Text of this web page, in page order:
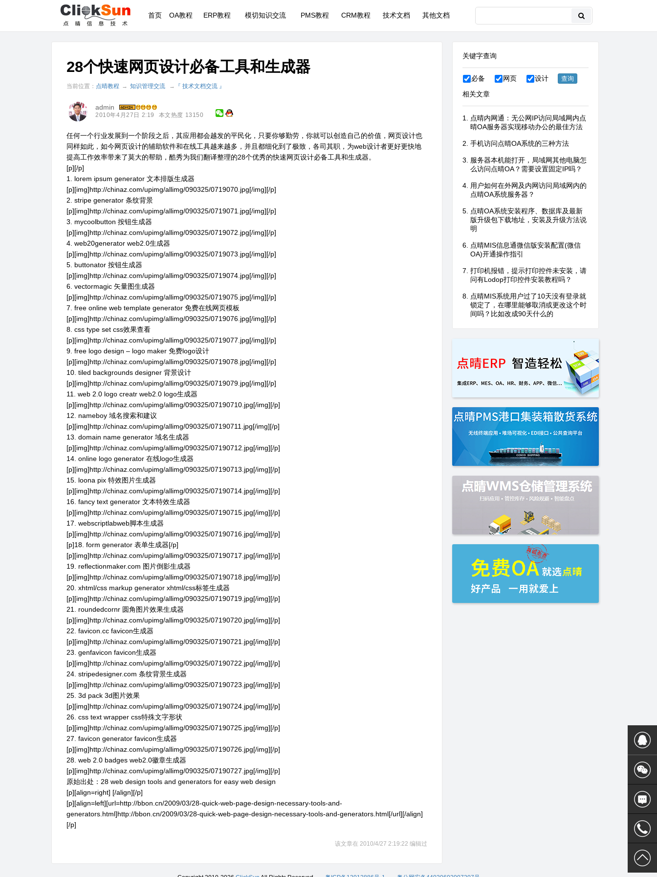
400 186
首页 OA教程 ERP教程 模切知识交流 PMS教程 CRM教程 技术文档 其他文档
28个快速网页设计必备工具和生成器
当前位置： 点晴教程 → 知识管理交流 → 『 技术文档交流 』
admin
2010年4月27日 2:19 本文热度 13150
任何一个行业发展到一个阶段之后，其应用都会越发的平民化，只要你够勤劳，你就可以创造自己的价值，网页设计也
同样如此，如今网页设计的辅助软件和在线工具越来越多，并且都细化到了极致，各司其职，为web设计者更好更快地
提高工作效率带来了莫大的帮助，酷秀为我们翻译整理的28个优秀的快速网页设计必备工具和生成器。
[p][/p]
1. lorem ipsum generator 文本排版生成器
[p][img]http://chinaz.com/upimg/allimg/090325/0719070.jpg[/img][/p]
2. stripe generator 条纹背景
[p][img]http://chinaz.com/upimg/allimg/090325/0719071.jpg[/img][/p]
3. mycoolbutton 按钮生成器
[p][img]http://chinaz.com/upimg/allimg/090325/0719072.jpg[/img][/p]
4. web20generator web2.0生成器
[p][img]http://chinaz.com/upimg/allimg/090325/0719073.jpg[/img][/p]
5. buttonator 按钮生成器
[p][img]http://chinaz.com/upimg/allimg/090325/0719074.jpg[/img][/p]
6. vectormagic 矢量图生成器
[p][img]http://chinaz.com/upimg/allimg/090325/0719075.jpg[/img][/p]
7. free online web template generator 免费在线网页模板
[p][img]http://chinaz.com/upimg/allimg/090325/0719076.jpg[/img][/p]
8. css type set css效果查看
[p][img]http://chinaz.com/upimg/allimg/090325/0719077.jpg[/img][/p]
9. free logo design – logo maker 免费logo设计
[p][img]http://chinaz.com/upimg/allimg/090325/0719078.jpg[/img][/p]
10. tiled backgrounds designer 背景设计
[p][img]http://chinaz.com/upimg/allimg/090325/0719079.jpg[/img][/p]
11. web 2.0 logo creatr web2.0 logo生成器
[p][img]http://chinaz.com/upimg/allimg/090325/07190710.jpg[/img][/p]
12. nameboy 域名搜索和建议
[p][img]http://chinaz.com/upimg/allimg/090325/07190711.jpg[/img][/p]
13. domain name generator 域名生成器
[p][img]http://chinaz.com/upimg/allimg/090325/07190712.jpg[/img][/p]
14. online logo generator 在线logo生成器
[p][img]http://chinaz.com/upimg/allimg/090325/07190713.jpg[/img][/p]
15. loona pix 特效图片生成器
[p][img]http://chinaz.com/upimg/allimg/090325/07190714.jpg[/img][/p]
16. fancy text generator 文本特效生成器
[p][img]http://chinaz.com/upimg/allimg/090325/07190715.jpg[/img][/p]
17. webscriptlabweb脚本生成器
[p][img]http://chinaz.com/upimg/allimg/090325/07190716.jpg[/img][/p]
[p]18. form generator 表单生成器[/p]
[p][img]http://chinaz.com/upimg/allimg/090325/07190717.jpg[/img][/p]
19. reflectionmaker.com 图片倒影生成器
[p][img]http://chinaz.com/upimg/allimg/090325/07190718.jpg[/img][/p]
20. xhtml/css markup generator xhtml/css标签生成器
[p][img]http://chinaz.com/upimg/allimg/090325/07190719.jpg[/img][/p]
21. roundedcornr 圆角图片效果生成器
[p][img]http://chinaz.com/upimg/allimg/090325/07190720.jpg[/img][/p]
22. favicon.cc favicon生成器
[p][img]http://chinaz.com/upimg/allimg/090325/07190721.jpg[/img][/p]
23. genfavicon favicon生成器
[p][img]http://chinaz.com/upimg/allimg/090325/07190722.jpg[/img][/p]
24. stripedesigner.com 条纹背景生成器
[p][img]http://chinaz.com/upimg/allimg/090325/07190723.jpg[/img][/p]
25. 3d pack 3d图片效果
[p][img]http://chinaz.com/upimg/allimg/090325/07190724.jpg[/img][/p]
26. css text wrapper css特殊文字形状
[p][img]http://chinaz.com/upimg/allimg/090325/07190725.jpg[/img][/p]
27. favicon generator favicon生成器
[p][img]http://chinaz.com/upimg/allimg/090325/07190726.jpg[/img][/p]
28. web 2.0 badges web2.0徽章生成器
[p][img]http://chinaz.com/upimg/allimg/090325/07190727.jpg[/img][/p]
原始出处：28 web design tools and generators for easy web design
[p][align=right] [/align][/p]
[p][align=left][url=http://bbon.cn/2009/03/28-quick-web-page-design-necessary-tools-and-
generators.html]http://bbon.cn/2009/03/28-quick-web-page-design-necessary-tools-and-generators.html[/url][/align]
[/p]
该文章在 2010/4/27 2:19:22 编辑过
关键字查询
必备 网页 设计
相关文章
点晴内网通：无公网IP访问局域网内点
晴OA服务器实现移动办公的最佳方法
手机访问点晴OA系统的三种方法
服务器本机能打开，局域网其他电脑怎
么访问点晴OA？需要设置固定IP吗？
用户如何在外网及内网访问局域网内的
点晴OA系统服务器？
点晴OA系统安装程序、数据库及最新
版升级包下载地址，安装及升级方法说
明
点晴MIS信息通微信版安装配置(微信
OA)开通操作指引
打印机报错，提示打印控件未安装，请
问有Lodop打印控件安装教程吗？
点晴MIS系统用户过了10天没有登录就
锁定了，在哪里能够取消或更改这个时
间吗？比如改成90天什么的